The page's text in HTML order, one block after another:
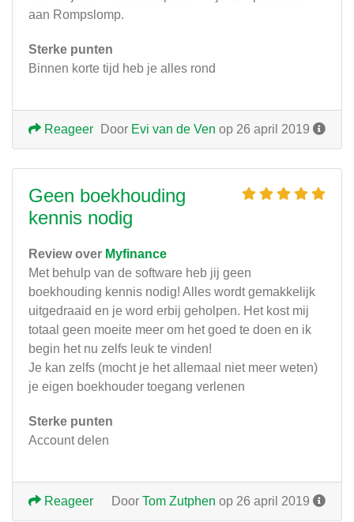
aan Rompslomp.
Sterke punten
Binnen korte tijd heb je alles rond
Door Evi van de Ven op 26 april 2019
Reageer
Geen boekhouding
kennis nodig
Review over Myfinance
Met behulp van de software heb jij geen
boekhouding kennis nodig! Alles wordt gemakkelijk
uitgedraaid en je word erbij geholpen. Het kost mij
totaal geen moeite meer om het goed te doen en ik
begin het nu zelfs leuk te vinden!
Je kan zelfs (mocht je het allemaal niet meer weten)
je eigen boekhouder toegang verlenen
Sterke punten
Account delen
Door Tom Zutphen op 26 april 2019
Reageer